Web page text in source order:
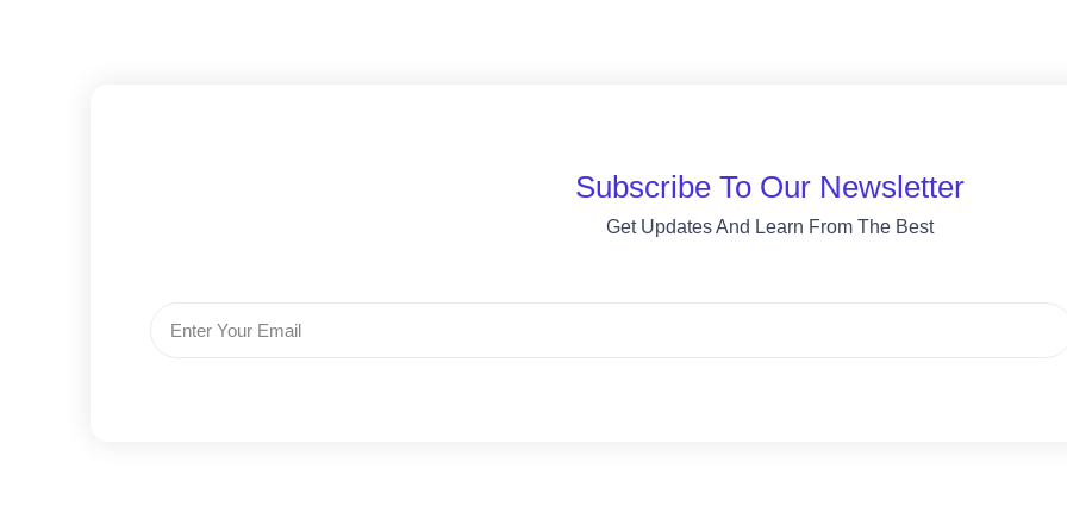
Subscribe To Our Newsletter
Get Updates And Learn From The Best